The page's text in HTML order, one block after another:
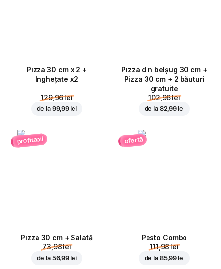
Pizza 30 cm x 2 +
Inghețate x2
129,96 lei
de la 99,99 lei
Pizza din belșug 30 cm +
Pizza 30 cm + 2 băuturi
gratuite
102,96 lei
de la 82,99 lei
profitabil
Pizza 30 cm + Salată
73,98 lei
de la 56,99 lei
ofertă
Pesto Combo
111,98 lei
de la 85,99 lei